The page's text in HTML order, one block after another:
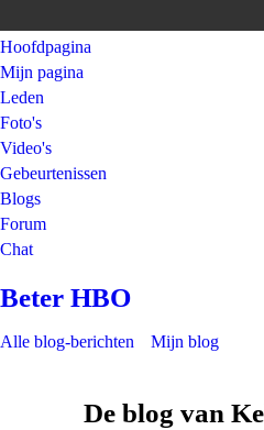
Hoofdpagina
Mijn pagina
Leden
Foto's
Video's
Gebeurtenissen
Blogs
Forum
Chat
Beter HBO
Alle blog-berichten Mijn blog
De blog van